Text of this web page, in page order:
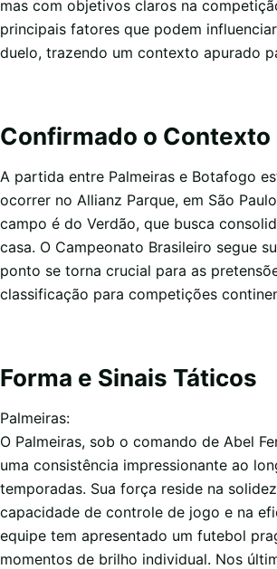
mas com objetivos claros na
principais fatores que podem
duelo, trazendo um contexto apurado
Confirmado o Contexto
A partida entre Palmeiras e Botafogo
ocorrer no Allianz Parque, em São
campo é do Verdão, que busca
casa. O Campeonato Brasileiro segue
ponto se torna crucial para as
classificação para competições
Forma e Sinais Táticos
Palmeiras:
O Palmeiras, sob o comando de Abel
uma consistência impressionante ao
temporadas. Sua força reside na
capacidade de controle de jogo e na
equipe tem apresentado um futebol
momentos de brilho individual. Nos